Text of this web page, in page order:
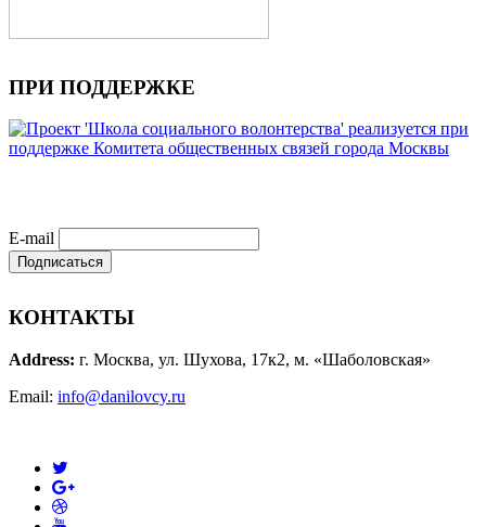
ПРИ ПОДДЕРЖКЕ
E-mail
КОНТАКТЫ
Address: г. Москва, ул. Шухова, 17к2, м. «Шаболовская»
Email: info@danilovcy.ru